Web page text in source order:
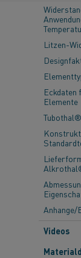
Litzen-
Elemente
Tubothal®
Anhange/
Videos